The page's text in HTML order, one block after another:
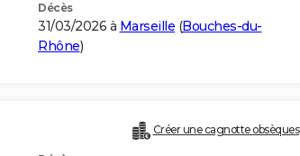
Décès
31/03/2026 à Marseille (Bouches-du-
Rhône)
Créer une cagnotte obsèques